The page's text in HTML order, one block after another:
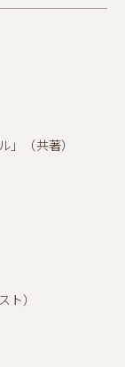
」（共著）
ト）